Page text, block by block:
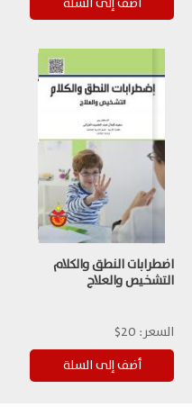
اضطرابات النطق والكلام
التشخيص والعلاج
السعر: 20$